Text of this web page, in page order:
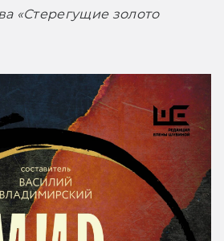
«Стерегущие золото